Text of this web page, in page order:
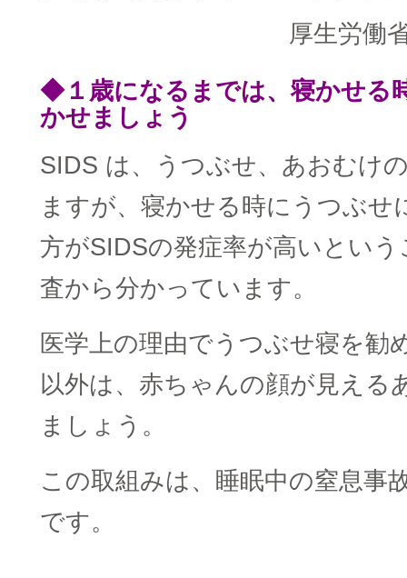
厚生労働
◆１歳になるまでは、寝かせる
かせましょう
SIDS は、うつぶせ、あおむけ
ますが、寝かせる時にうつぶせ
方がSIDSの発症率が高いとい
査から分かっています。
医学上の理由でうつぶせ寝を勧
以外は、赤ちゃんの顔が見える
ましょう。
この取組みは、睡眠中の窒息事
です。